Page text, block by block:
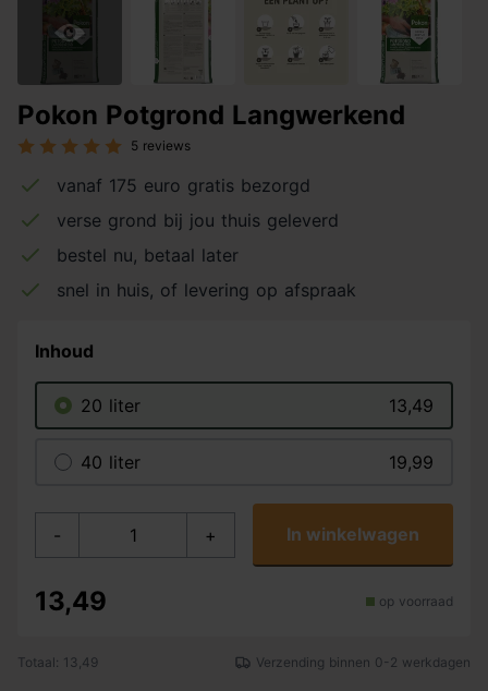
Pokon Potgrond Langwerkend
5 reviews
vanaf 175 euro gratis bezorgd
verse grond bij jou thuis geleverd
bestel nu, betaal later
snel in huis, of levering op afspraak
Inhoud
20 liter 13,49
40 liter 19,99
- + In winkelwagen
13,49 op voorraad
Totaal: 13,49 Verzending binnen 0-2 werkdagen